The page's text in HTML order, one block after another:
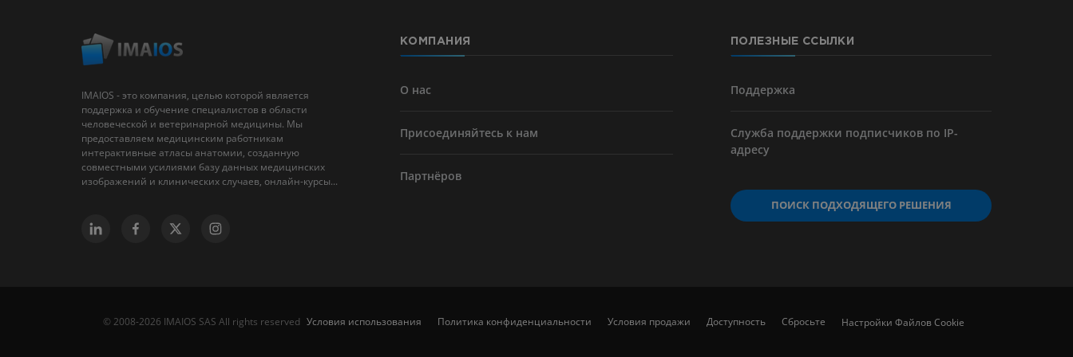
Ангиография артерий
IMAIOS - это компания, целью которой является
поддержка и обучение специалистов в области
человеческой и ветеринарной медицины. Мы
предоставляем медицинским работникам
интерактивные атласы анатомии, созданную
совместными усилиями базу данных медицинских
изображений и клинических случаев, онлайн-курсы...
КОМПАНИЯ
О нас
Присоединяйтесь к нам
Партнёров
ПОЛЕЗНЫЕ ССЫЛКИ
Поддержка
Служба поддержки подписчиков по IP-
адресу
ПОИСК ПОДХОДЯЩЕГО РЕШЕНИЯ
© 2008-2026 IMAIOS SAS All rights reserved Условия использования Политика конфиденциальности Условия продажи Доступность Сбросьте Настройки Файлов Cookie